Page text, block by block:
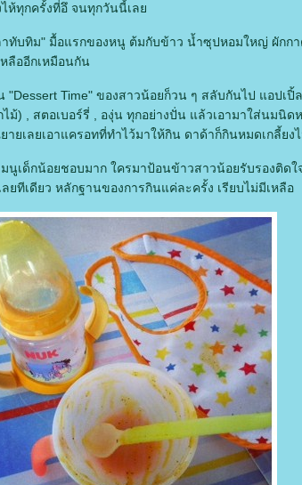
ไห้ทุกครั้งที่อึ จนทุกวันนี้เล
ทับทิม" มื้อแรกของหนู ต้มกับข้าว น้ำซุปหอมใหญ่ ผักก
หลืออีกเหมือนกัน
"Dessert Time" ของสาวน้อยก็วน ๆ สลับกันไป แอปเ
ไม้) , สตอเบอร์รี่ , องุ่น ทุกอย่างปั่น แล้วเอามาใส่นมนิ
ายเลยเอาแครอทที่ทำไว้มาให้กิน ดาด้าก็กินหมดเกลี้ยง
มนูเด็กน้อยชอบมาก ใครมาป้อนข้าวสาวน้อยรับรองติด
ลยทีเดียว หลักฐานของการกินแค่ละครั้ง เรียบไม่มีเหลือ